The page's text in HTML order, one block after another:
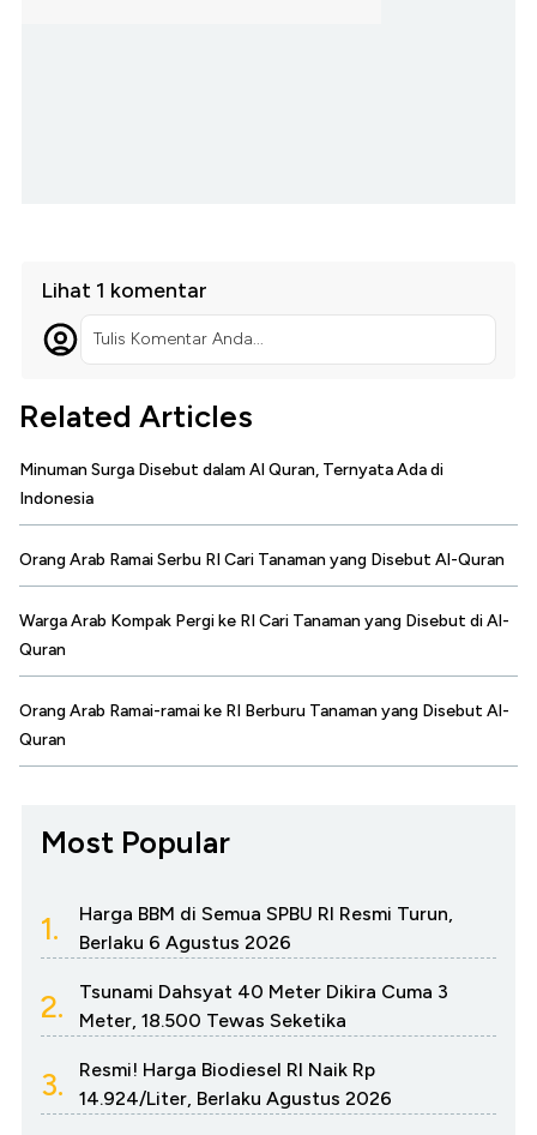
Lihat 1 komentar
Tulis Komentar Anda...
Related Articles
Minuman Surga Disebut dalam Al Quran, Ternyata Ada di
Indonesia
Orang Arab Ramai Serbu RI Cari Tanaman yang Disebut Al-Quran
Warga Arab Kompak Pergi ke RI Cari Tanaman yang Disebut di Al-
Quran
Orang Arab Ramai-ramai ke RI Berburu Tanaman yang Disebut Al-
Quran
Most Popular
1.
Harga BBM di Semua SPBU RI Resmi Turun,
Berlaku 6 Agustus 2026
2.
Tsunami Dahsyat 40 Meter Dikira Cuma 3
Meter, 18.500 Tewas Seketika
3.
Resmi! Harga Biodiesel RI Naik Rp
14.924/Liter, Berlaku Agustus 2026